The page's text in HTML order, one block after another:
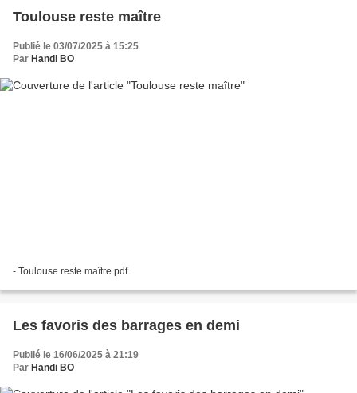
Toulouse reste maître
Publié le 03/07/2025 à 15:25
Par Handi BO
- Toulouse reste maître.pdf
Les favoris des barrages en demi
Publié le 16/06/2025 à 21:19
Par Handi BO